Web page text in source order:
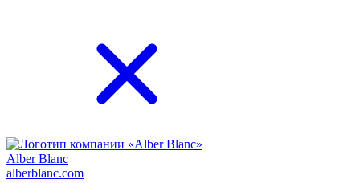
Alber Blanc
alberblanc.com